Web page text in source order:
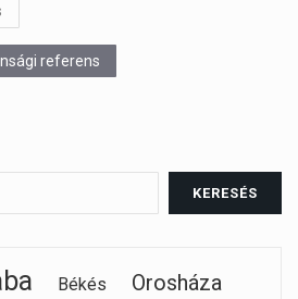
referens
Békés
Orosháza